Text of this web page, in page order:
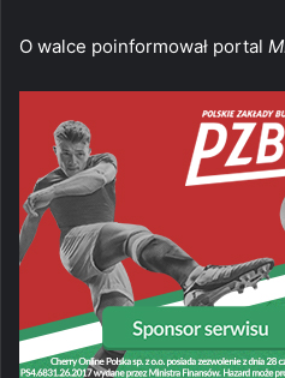
O walce poinformował portal